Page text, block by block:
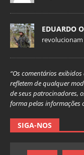
EDUARDO
“Os comentários
refletem de qualquer
de seus patrocinadores,
forma pelas informações
SIGA-NOS